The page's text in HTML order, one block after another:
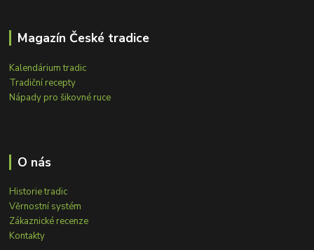
Magazín České tradice
Kalendárium tradic
Tradiční recepty
Nápady pro šikovné ruce
O nás
Historie tradic
Věrnostní systém
Zákaznické recenze
Kontakty